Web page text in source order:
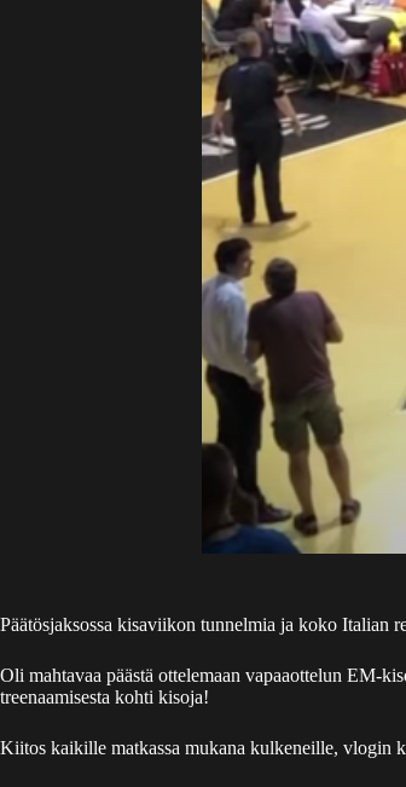
Päätösjaksossa kisaviikon tunnelmia ja koko
Oli mahtavaa päästä ottelemaan vapaaottelun EM-
treenaamisesta kohti kisoja!
Kiitos kaikille matkassa mukana kulkeneille, vlogin